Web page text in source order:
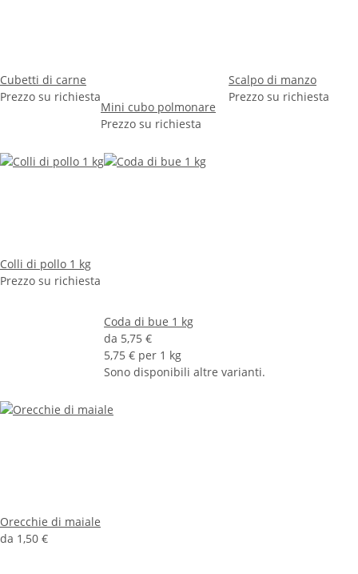
Cubetti di carne
Prezzo su richiesta
Mini cubo polmonare
Prezzo su richiesta
Scalpo di manzo
Prezzo su richiesta
Colli di pollo 1 kg
Prezzo su richiesta
Coda di bue 1 kg
da 5,75 €
5,75 € per 1 kg
Sono disponibili altre varianti.
Orecchie di maiale
da 1,50 €